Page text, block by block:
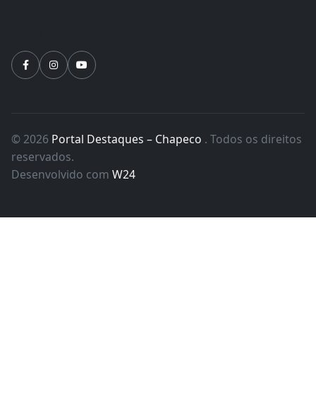
© 2026 Portal Destaques – Chapeco . Todos os direitos
reservados.
Desenvolvido com W24